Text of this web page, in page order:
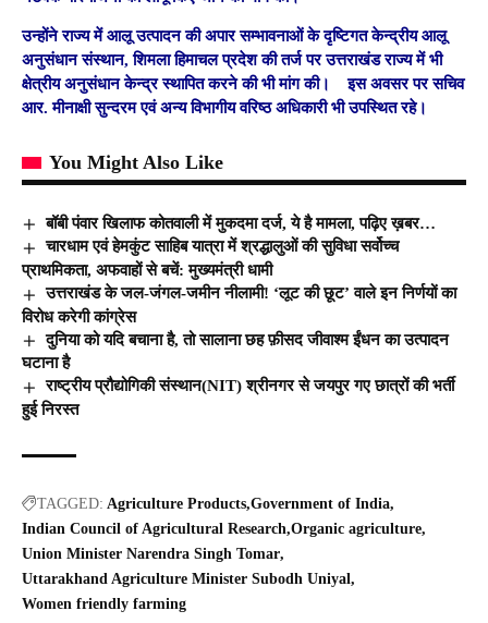
उन्होंने राज्य में आलू उत्पादन की अपार सम्भावनाओं के दृष्टिगत केन्द्रीय आलू
अनुसंधान संस्थान, शिमला हिमाचल प्रदेश की तर्ज पर उत्तराखंड राज्य में भी
क्षेत्रीय अनुसंधान केन्द्र स्थापित करने की भी मांग की। इस अवसर पर सचिव
आर. मीनाक्षी सुन्दरम एवं अन्य विभागीय वरिष्ठ अधिकारी भी उपस्थित रहे।
You Might Also Like
बॉबी पंवार खिलाफ कोतवाली में मुकदमा दर्ज, ये है मामला, पढ़िए ख़बर…
चारधाम एवं हेमकुंट साहिब यात्रा में श्रद्धालुओं की सुविधा सर्वोच्च
प्राथमिकता, अफवाहों से बचें: मुख्यमंत्री धामी
उत्तराखंड के जल-जंगल-जमीन नीलामी! ‘लूट की छूट’ वाले इन निर्णयों का
विरोध करेगी कांग्रेस
दुनिया को यदि बचाना है, तो सालाना छह फ़ीसद जीवाश्म ईंधन का उत्पादन
घटाना है
राष्ट्रीय प्रौद्योगिकी संस्थान(NIT) श्रीनगर से जयपुर गए छात्रों की भर्ती
हुई निरस्त
TAGGED: Agriculture Products Government of India
Indian Council of Agricultural Research Organic agriculture
Union Minister Narendra Singh Tomar
Uttarakhand Agriculture Minister Subodh Uniyal
Women friendly farming